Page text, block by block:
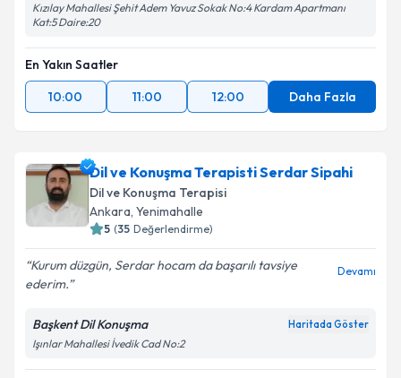
Kızılay Mahallesi Şehit Adem Yavuz Sokak No:4 Kardam Apartmanı
Kat:5 Daire:20
En Yakın Saatler
10:00
11:00 12:00 Daha Fazla
Dil ve Konuşma Terapisti Serdar Sipahi
Dil ve Konuşma Terapisi
Ankara, Yenimahalle
5 (35 Değerlendirme)
Kurum düzgün, Serdar hocam da başarılı tavsiye
ederim.
Devamı
Başkent Dil Konuşma Haritada Göster
Işınlar Mahallesi İvedik Cad No:2